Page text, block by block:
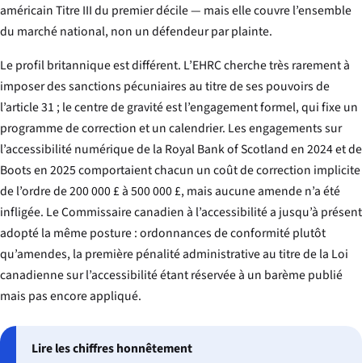
américain Titre III du premier décile — mais elle couvre l’ensemble
du marché national, non un défendeur par plainte.
Le profil britannique est différent. L’EHRC cherche très rarement à
imposer des sanctions pécuniaires au titre de ses pouvoirs de
l’article 31 ; le centre de gravité est l’engagement formel, qui fixe un
programme de correction et un calendrier. Les engagements sur
l’accessibilité numérique de la Royal Bank of Scotland en 2024 et de
Boots en 2025 comportaient chacun un coût de correction implicite
de l’ordre de 200 000 £ à 500 000 £, mais aucune amende n’a été
infligée. Le Commissaire canadien à l’accessibilité a jusqu’à présent
adopté la même posture : ordonnances de conformité plutôt
qu’amendes, la première pénalité administrative au titre de la Loi
canadienne sur l’accessibilité étant réservée à un barème publié
mais pas encore appliqué.
Lire les chiffres honnêtement